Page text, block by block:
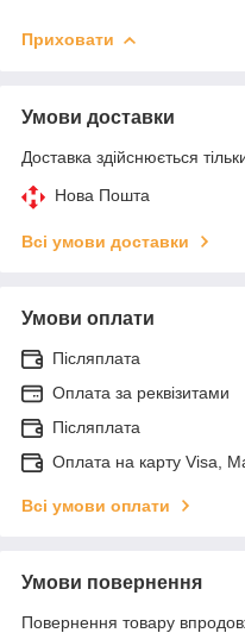
Приховати
Умови доставки
Доставка здійснюється
Нова Пошта
Всі умови доставки
Умови оплати
Післяплата
Оплата за реквізитами
Післяплата
Оплата на карту Visa,
Всі умови оплати
Умови повернення
Повернення товару